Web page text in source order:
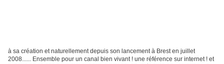
à sa création et naturellement depuis son lancement à Brest en juillet
2008...... Ensemble pour un canal bien vivant ! une référence sur internet ! et